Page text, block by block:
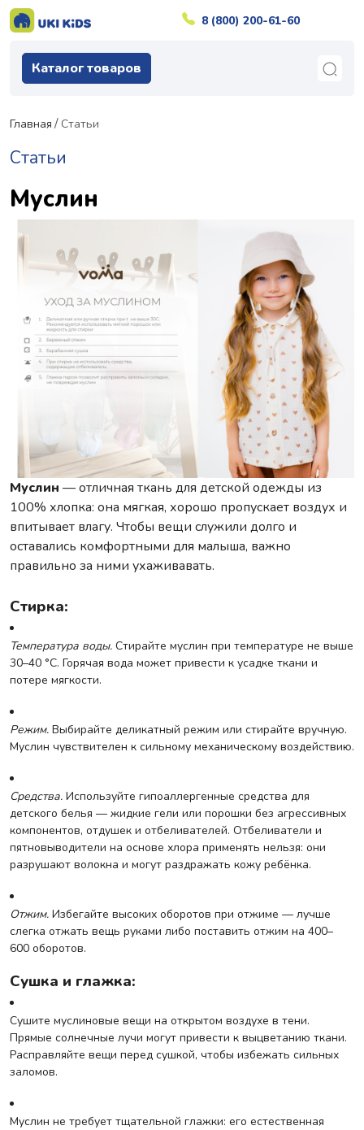
8 (800) 200-61-60
Каталог товаров
Главная Статьи
Статьи
Муслин
Муслин — отличная ткань для детской одежды из
100% хлопка: она мягкая, хорошо пропускает воздух и
впитывает влагу. Чтобы вещи служили долго и
оставались комфортными для малыша, важно
правильно за ними ухаживавать.
Стирка:
Температура воды. Стирайте муслин при температуре не выше
30–40 °C. Горячая вода может привести к усадке ткани и
потере мягкости.
Режим. Выбирайте деликатный режим или стирайте вручную.
Муслин чувствителен к сильному механическому воздействию.
Средства. Используйте гипоаллергенные средства для
детского белья — жидкие гели или порошки без агрессивных
компонентов, отдушек и отбеливателей. Отбеливатели и
пятновыводители на основе хлора применять нельзя: они
разрушают волокна и могут раздражать кожу ребёнка.
Отжим. Избегайте высоких оборотов при отжиме — лучше
слегка отжать вещь руками либо поставить отжим на 400–
600 оборотов.
Сушка и глажка:
Сушите муслиновые вещи на открытом воздухе в тени.
Прямые солнечные лучи могут привести к выцветанию ткани.
Расправляйте вещи перед сушкой, чтобы избежать сильных
заломов.
Муслин не требует тщательной глажки: его естественная